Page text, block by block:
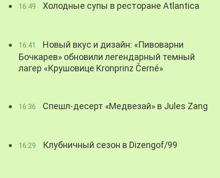
16:49 Холодные супы в ресторане Atlantica
16:41
Новый вкус и дизайн: «Пивоварни
Бочкарев» обновили легендарный темный
лагер «Крушовице Kronprinz Černé»
16:36 Спешл-десерт «Медвезай» в Jules Zang
16:29 Клубничный сезон в Dizengof/99